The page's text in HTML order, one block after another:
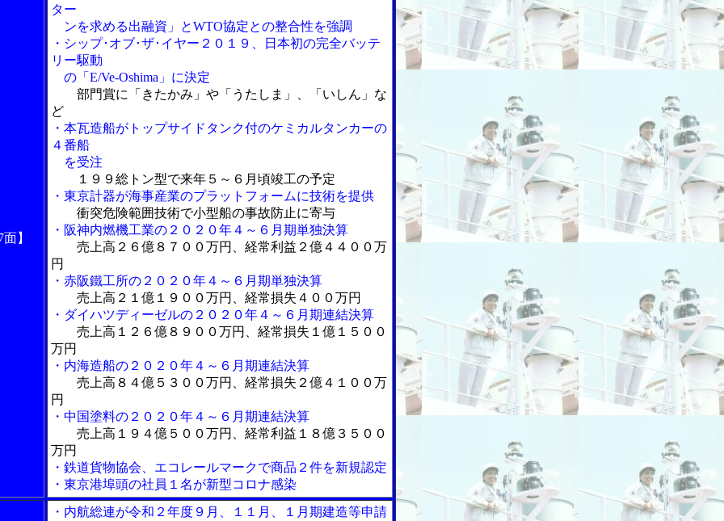
】
ター
ンを求める出融資」とWTO協定との整合性を強調
・シップ･オブ･ザ･イヤー２０１９、日本初の完全バッテ
リー駆動
の「E/Ve-Oshima」に決定
部門賞に「きたかみ」や「うたしま」、「いしん」な
ど
・本瓦造船がトップサイドタンク付のケミカルタンカーの
４番船
を受注
１９９総トン型で来年５～６月頃竣工の予定
・東京計器が海事産業のプラットフォームに技術を提供
衝突危険範囲技術で小型船の事故防止に寄与
・阪神内燃機工業の２０２０年４～６月期単独決算
売上高２６億８７００万円、経常利益２億４４００万
円
・赤阪鐵工所の２０２０年４～６月期単独決算
売上高２１億１９００万円、経常損失４００万円
・ダイハツディーゼルの２０２０年４～６月期連結決算
売上高１２６億８９００万円、経常損失１億１５００
万円
・内海造船の２０２０年４～６月期連結決算
売上高８４億５３００万円、経常損失２億４１００万
円
・中国塗料の２０２０年４～６月期連結決算
売上高１９４億５００万円、経常利益１８億３５００
万円
・鉄道貨物協会、エコレールマークで商品２件を新規認定
・東京港埠頭の社員１名が新型コロナ感染
・内航総連が令和２年度９月、１１月、１月期建造等申請